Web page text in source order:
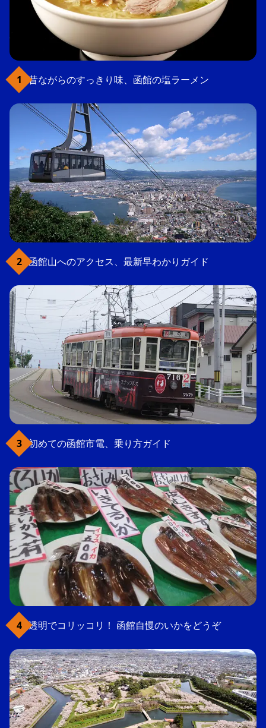
昔ながらのすっきり味、函館の塩ラーメン
函館山へのアクセス、最新早わかりガイド
初めての函館市電、乗り方ガイド
透明でコリッコリ！ 函館自慢のいかをどうぞ